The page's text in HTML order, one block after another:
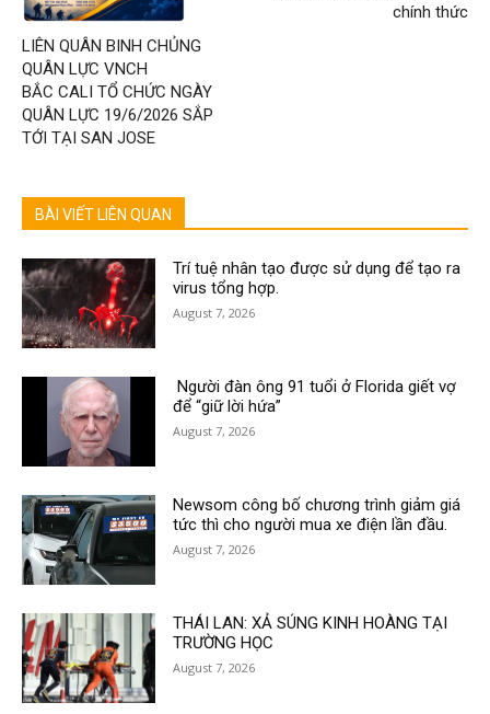
LIÊN QUÂN BINH CHỦNG
QUÂN LỰC VNCH
BẮC CALI TỔ CHỨC NGÀY
QUÂN LỰC 19/6/2026 SẮP
TỚI TẠI SAN JOSE
chính thức
BÀI VIẾT LIÊN QUAN
Trí tuệ nhân tạo được sử dụng để tạo ra
virus tổng hợp.
August 7, 2026
Người đàn ông 91 tuổi ở Florida giết vợ
để “giữ lời hứa”
August 7, 2026
Newsom công bố chương trình giảm giá
tức thì cho người mua xe điện lần đầu.
August 7, 2026
THÁI LAN: XẢ SÚNG KINH HOÀNG TẠI
TRƯỜNG HỌC
August 7, 2026